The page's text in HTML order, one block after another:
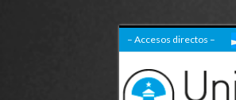
– Accesos directos –